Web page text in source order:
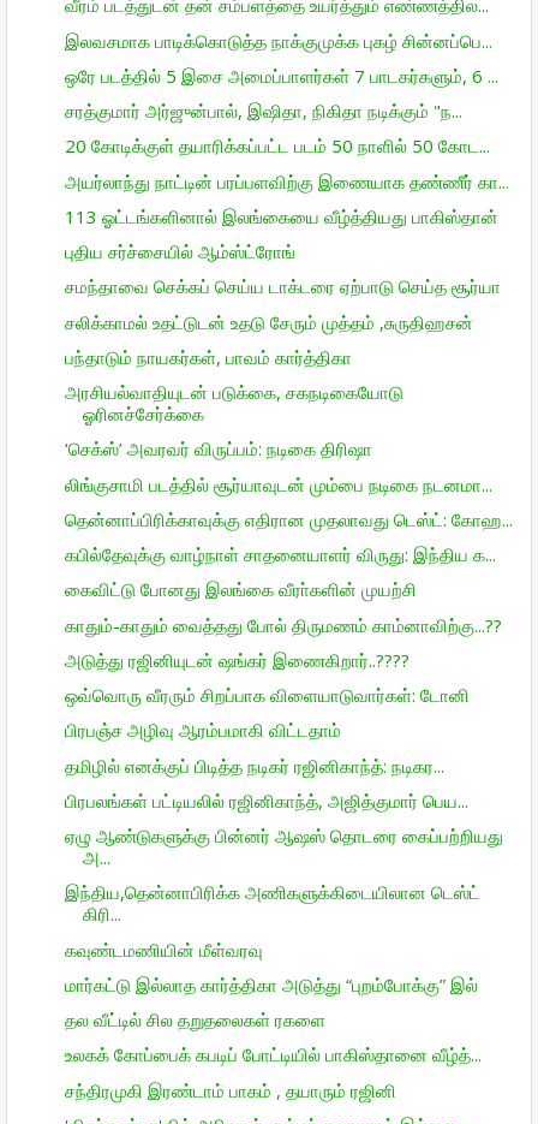
வீரம் படத்துடன் தன் சம்பளத்தை உயர்த்தும் எண்ணத்தில...
இலவசமாக பாடிக்கொடுத்த நாக்குமுக்க புகழ் சின்னப்பெ...
ஒரே படத்தில் 5 இசை அமைப்பாளர்கள் 7 பாடகர்களும், 6 ...
சரத்குமார் அர்ஜுன்பால், இஷிதா, நிகிதா நடிக்கும் "ந...
20 கோடிக்குள் தயாரிக்கப்பட்ட படம் 50 நாளில் 50 கோட...
அயர்லாந்து நாட்டின் பரப்பளவிற்கு இணையாக தண்ணீர் கா...
113 ஓட்டங்களினால் இலங்கையை வீழ்த்தியது பாகிஸ்தான்
புதிய சர்ச்சையில் ஆம்ஸ்ட்ரோங்
சமந்தாவை செக்கப் செய்ய டாக்டரை ஏற்பாடு செய்த சூர்யா
சலிக்காமல் உதட்டுடன் உதடு சேரும் முத்தம் ,சுருதிஹசன்
பந்தாடும் நாயகர்கள், பாவம் கார்த்திகா
அரசியல்வாதியுடன் படுக்கை, சகநடிகையோடு
ஓரினச்சேர்க்கை
‘செக்ஸ்’ அவரவர் விருப்பம்: நடிகை திரிஷா
லிங்குசாமி படத்தில் சூர்யாவுடன் மும்பை நடிகை நடனமா...
தென்னாப்பிரிக்காவுக்கு எதிரான முதலாவது டெஸ்ட்: கோஹ...
கபில்தேவுக்கு வாழ்நாள் சாதனையாளர் விருது: இந்திய க...
கைவிட்டு போனது இலங்கை வீரா்களின் முயற்சி
காதும்-காதும் வைத்தது போல் திருமணம் காம்னாவிற்கு...??
அடுத்து ரஜினியுடன் ஷங்கர் இணைகிறார்..????
ஒவ்வொரு வீரரும் சிறப்பாக விளையாடுவார்கள்: டோனி
பிரபஞ்ச அழிவு ஆரம்பமாகி விட்டதாம்
தமிழில் எனக்குப் பிடித்த நடிகர் ரஜினிகாந்த்: நடிகர...
பிரபலங்கள் பட்டியலில் ரஜினிகாந்த், அஜித்குமார் பெய...
ஏழு ஆண்டுகளுக்கு பின்னர் ஆஷஸ் தொடரை கைப்பற்றியது
அ...
இந்திய,தென்னாபிரிக்க அணிகளுக்கிடையிலான டெஸ்ட்
கிரி...
கவுண்டமணியின் மீள்வரவு
மார்கட்டு இல்லாத கார்த்திகா அடுத்து “புறம்போக்கு” இல்
தல வீட்டில் சில தறுதலைகள் ரகளை
உலகக் கோப்பைக் கபடிப் போட்டியில் பாகிஸ்தானை வீழ்த்...
சந்திரமுகி இரண்டாம் பாகம் , தயாரும் ரஜினி